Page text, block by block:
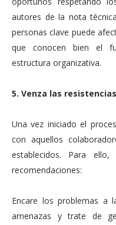
autores de la nota
personas clave puede
que conocen bien el
estructura organizativa.
5. Venza las resistencias
Una vez iniciado el
con aquellos
establecidos. Para
recomendaciones:
Encare los problemas a
amenazas y trate de